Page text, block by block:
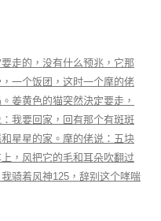
走的，没有什么预兆，它那
一个饭团，这时一个摩的佬
姜黄色的猫突然決定要走，
我要回家，回有那个有斑斑
星星的家。摩的佬说：五块
，风把它的毛和耳朵吹翻过
骑着风神125，辞别这个哮喘